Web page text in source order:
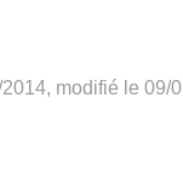
modifié le 09/